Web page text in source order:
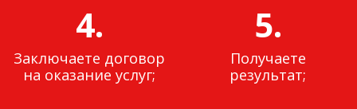
4.
Заключаете договор
на оказание услуг;
5.
Получаете
результат;